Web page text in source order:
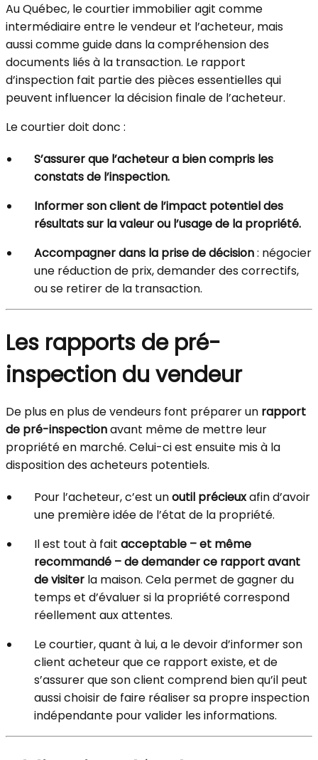
Au Québec, le courtier immobilier agit comme
intermédiaire entre le vendeur et l’acheteur, mais
aussi comme guide dans la compréhension des
documents liés à la transaction. Le rapport
d’inspection fait partie des pièces essentielles qui
peuvent influencer la décision finale de l’acheteur.
Le courtier doit donc :
S’assurer que l’acheteur a bien compris les
constats de l’inspection.
Informer son client de l’impact potentiel des
résultats sur la valeur ou l’usage de la propriété.
Accompagner dans la prise de décision: négocier
une réduction de prix, demander des correctifs,
ou se retirer de la transaction.
Les rapports de pré-
inspection du vendeur
De plus en plus de vendeurs font préparer un rapport
de pré-inspectionavant même de mettre leur
propriété en marché. Celui-ci est ensuite mis à la
disposition des acheteurs potentiels.
Pour l’acheteur, c’est unoutil précieuxafin d’avoir
une première idée de l’état de la propriété.
Il est tout à fait acceptable – et même
recommandé – de demander ce rapport avant
de visiter la maison. Cela permet de gagner du
temps et d’évaluer si la propriété correspond
réellement aux attentes.
Le courtier, quant à lui, a le devoir d’informer son
client acheteur que ce rapport existe, et de
s’assurer que son client comprend bien qu’il peut
aussi choisir de faire réaliser sa propre inspection
indépendante pour valider les informations.